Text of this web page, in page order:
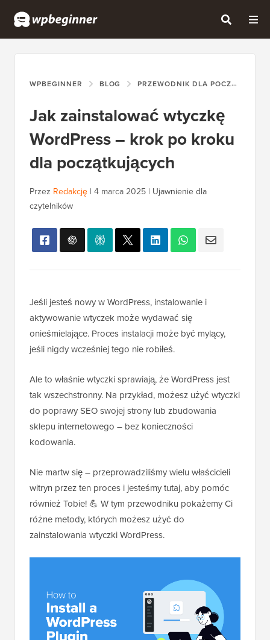
WPBEGINNER BLOG PRZEWODNIK DLA POCZĄTKUJĄCYCH
Jak zainstalować wtyczkę
WordPress – krok po kroku
dla początkujących
Przez Redakcję | 4 marca 2025 | Ujawnienie dla
czytelników
Jeśli jesteś nowy w WordPress, instalowanie i
aktywowanie wtyczek może wydawać się
onieśmielające. Proces instalacji może być mylący,
jeśli nigdy wcześniej tego nie robiłeś.
Ale to właśnie wtyczki sprawiają, że WordPress jest
tak wszechstronny. Na przykład, możesz użyć wtyczki
do poprawy SEO swojej strony lub zbudowania
sklepu internetowego – bez konieczności
kodowania.
Nie martw się – przeprowadziliśmy wielu właścicieli
witryn przez ten proces i jesteśmy tutaj, aby pomóc
również Tobie! 💪 W tym przewodniku pokażemy Ci
różne metody, których możesz użyć do
zainstalowania wtyczki WordPress.